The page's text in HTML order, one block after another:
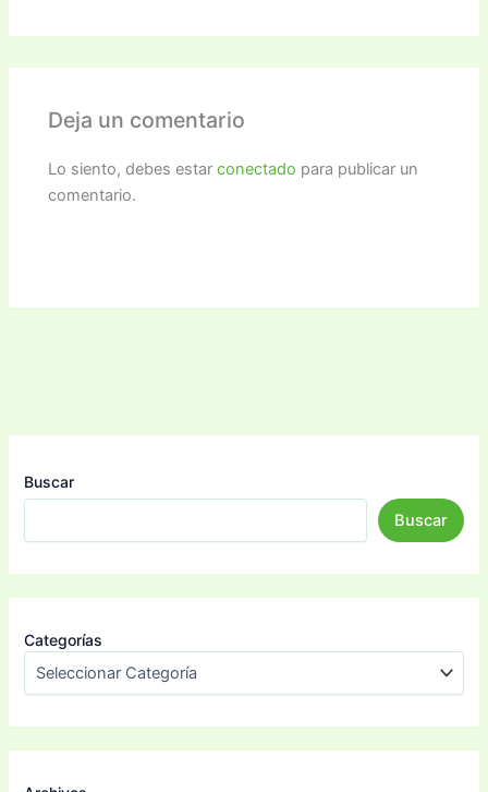
Deja un comentario
Lo siento, debes estarconectado para publicar un
comentario.
Buscar
Buscar
Categorías